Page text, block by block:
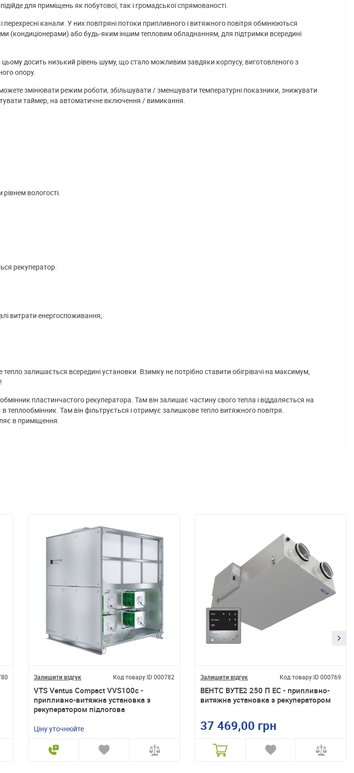
для приміщень як побутової, так і громадської спрямованості.
канали. У них повітряні потоки припливного і витяжного повітря обмінюються
(кондиціонерами) або будь-яким іншим тепловим обладнанням, для підтримки всередині
цьому досить низький рівень шуму, що стало можливим завдяки корпусу, виготовленого з
опору.
змінювати режим роботи, збільшувати / зменшувати температурні показники, знижувати
таймер, на автоматичне включення / вимикання.
вологості.
рекуператор.
витрати енергоспоживання;
залишається всередині установки. Взимку не потрібно ставити обігрівачі на максимум,
пластинчастого рекуператора. Там він залишає частину свого тепла і віддаляється на
теплообмінник. Там він фільтрується і отримує залишкове тепло витяжного повітря.
в приміщення.
Залишити відгук Код товару:ID 000782
VTS Ventus Compact VVS100c -
припливно-витяжна установка з
рекуператором підлогова
Ціну уточнюйте
Залишити відгук Код товару:ID 000769
ВЕНТС ВУТЕ2 250 П ЕС - припливно-
витяжна установка з рекуператором
37 469,00 грн